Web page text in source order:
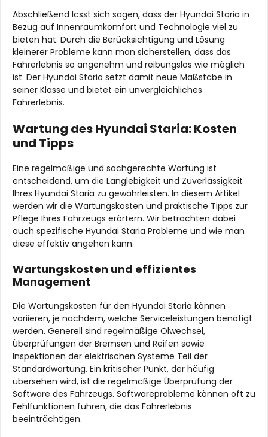
Abschließend lässt sich sagen, dass der Hyundai Staria in
Bezug auf Innenraumkomfort und Technologie viel zu
bieten hat. Durch die Berücksichtigung und Lösung
kleinerer Probleme kann man sicherstellen, dass das
Fahrerlebnis so angenehm und reibungslos wie möglich
ist. Der Hyundai Staria setzt damit neue Maßstäbe in
seiner Klasse und bietet ein unvergleichliches
Fahrerlebnis.
Wartung des Hyundai Staria: Kosten
und Tipps
Eine regelmäßige und sachgerechte Wartung ist
entscheidend, um die Langlebigkeit und Zuverlässigkeit
Ihres Hyundai Staria zu gewährleisten. In diesem Artikel
werden wir die Wartungskosten und praktische Tipps zur
Pflege Ihres Fahrzeugs erörtern. Wir betrachten dabei
auch spezifische Hyundai Staria Probleme und wie man
diese effektiv angehen kann.
Wartungskosten und effizientes
Management
Die Wartungskosten für den Hyundai Staria können
variieren, je nachdem, welche Serviceleistungen benötigt
werden. Generell sind regelmäßige Ölwechsel,
Überprüfungen der Bremsen und Reifen sowie
Inspektionen der elektrischen Systeme Teil der
Standardwartung. Ein kritischer Punkt, der häufig
übersehen wird, ist die regelmäßige Überprüfung der
Software des Fahrzeugs. Softwareprobleme können oft zu
Fehlfunktionen führen, die das Fahrerlebnis
beeinträchtigen.